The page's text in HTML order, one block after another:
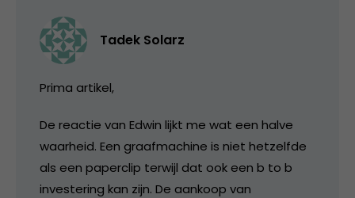
Tadek Solarz
Prima artikel,
De reactie van Edwin lijkt me wat een halve
waarheid. Een graafmachine is niet hetzelfde
als een paperclip terwijl dat ook een b to b
investering kan zijn. De aankoop van